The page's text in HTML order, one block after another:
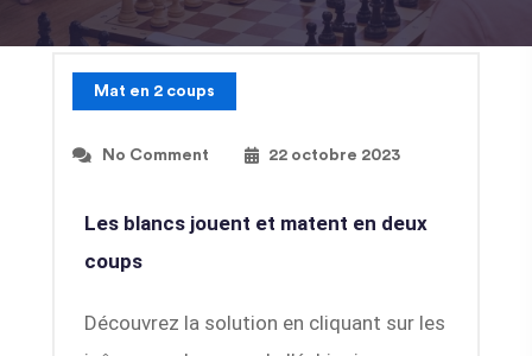
Mat en 2 coups
No Comment 22 octobre 2023
Les blancs jouent et matent en deux
coups
Découvrez la solution en cliquant sur les